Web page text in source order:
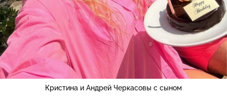
Кристина и Андрей Черкасовы с сыном